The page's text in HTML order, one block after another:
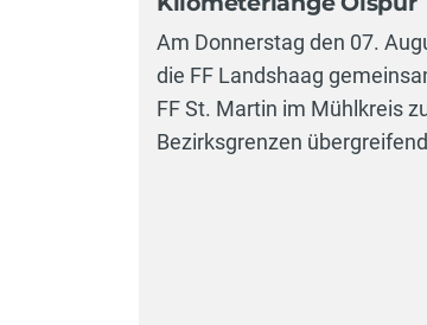
Am Donnerstag den 07.
die FF Landshaag
FF St. Martin im Mühlkreis
Bezirksgrenzen